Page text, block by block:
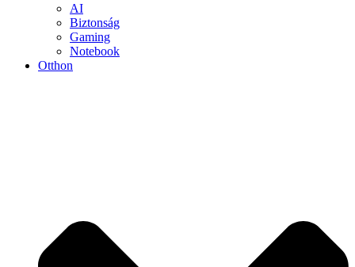
AI
Biztonság
Gaming
Notebook
Otthon